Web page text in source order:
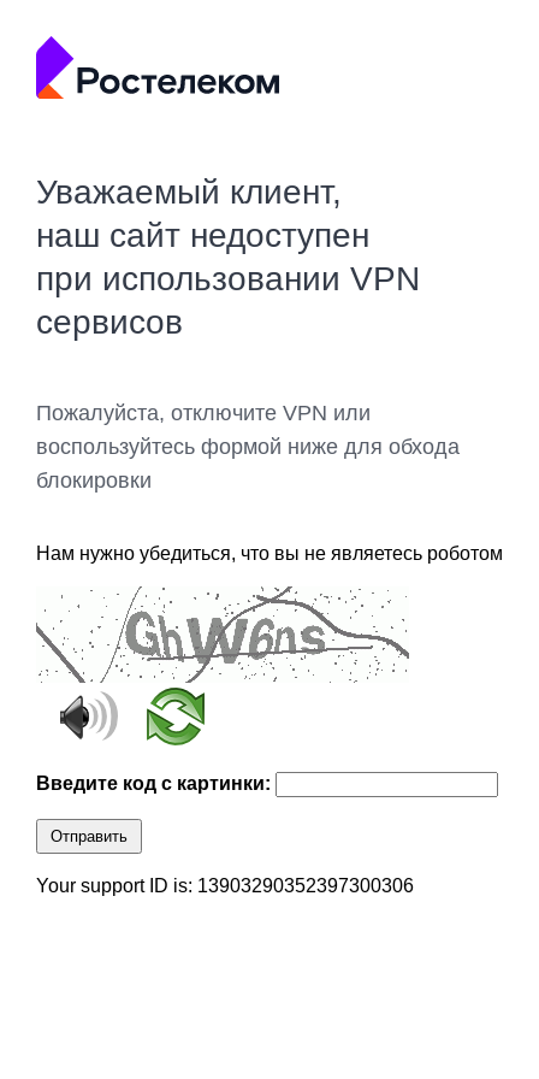
Уважаемый клиент,
наш сайт недоступен
при использовании VPN
сервисов
Пожалуйста, отключите VPN или
воспользуйтесь формой ниже для обхода
блокировки
Нам нужно убедиться, что вы не являетесь роботом
Введите код с картинки:
Отправить
Your support ID is: 13903290352397300306